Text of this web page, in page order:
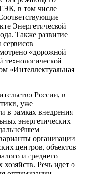
ТЭК, в том числе
Энергетической
Также развитие
сервисов
«дорожной
«Интеллектуальная
России, в
уже
в рамках внедрения
энергетических
организации
центров, объектов
и среднего
хозяйств. Речь идет о